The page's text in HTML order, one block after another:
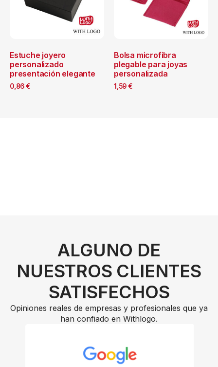
Estuche joyero
personalizado
presentación elegante
0,86 €
Bolsa microfibra
plegable para joyas
personalizada
1,59 €
ALGUNO DE
NUESTROS CLIENTES
SATISFECHOS
Opiniones reales de empresas y profesionales que ya
han confiado en Withlogo.